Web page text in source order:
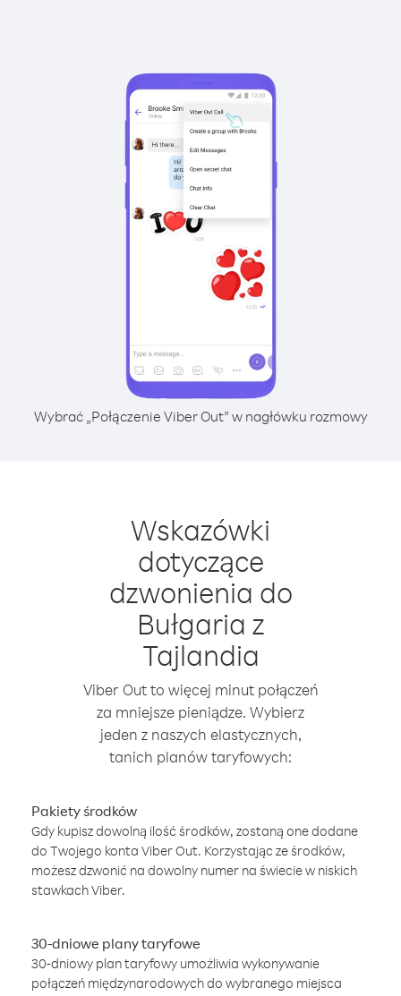
Wybrać „Połączenie Viber Out” w nagłówku rozmowy
Wskazówki
dotyczące
dzwonienia do
Bułgaria z
Tajlandia
Viber Out to więcej minut połączeń
za mniejsze pieniądze. Wybierz
jeden z naszych elastycznych,
tanich planów taryfowych:
Pakiety środków
Gdy kupisz dowolną ilość środków, zostaną one dodane
do Twojego konta Viber Out. Korzystając ze środków,
możesz dzwonić na dowolny numer na świecie w niskich
stawkach Viber.
30-dniowe plany taryfowe
30-dniowy plan taryfowy umożliwia wykonywanie
połączeń międzynarodowych do wybranego miejsca